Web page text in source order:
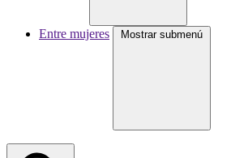
Entre mujeres Mostrar submenú